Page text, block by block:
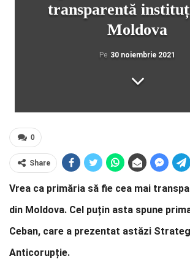
transparentă
Moldova
Pe 30 noiembrie 2021
0
Share
Vrea ca primăria să fie cea mai
din Moldova. Cel puțin asta spune
Ceban, care a prezentat astăzi
Anticorupție.